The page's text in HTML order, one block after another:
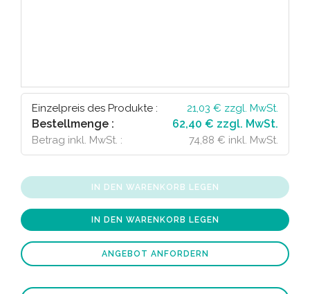
Einzelpreis des Produkte : 21,03 € zzgl. MwSt.
Bestellmenge : 62,40 € zzgl. MwSt.
Betrag inkl. MwSt. : 74,88 € inkl. MwSt.
IN DEN WARENKORB LEGEN
IN DEN WARENKORB LEGEN
ANGEBOT ANFORDERN